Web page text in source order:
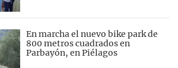
En marcha el nuevo bike park de
800 metros cuadrados en
Parbayón, en Piélagos